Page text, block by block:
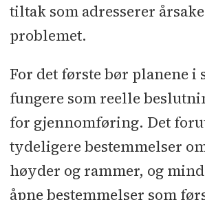
tiltak som adresserer
problemet.
For det første bør planene i
fungere som reelle
for gjennomføring. Det
tydeligere bestemmelser
høyder og rammer, og
åpne bestemmelser som